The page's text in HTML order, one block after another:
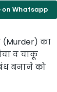
on Whatsapp
(Murder) का
व चाकू
बनाने को